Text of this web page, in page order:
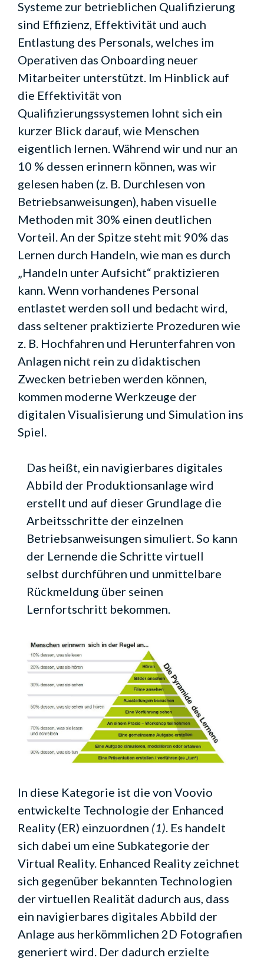
Systeme zur betrieblichen Qualifizierung
sind Effizienz, Effektivität und auch
Entlastung des Personals, welches im
Operativen das Onboarding neuer
Mitarbeiter unterstützt. Im Hinblick auf
die Effektivität von
Qualifizierungssystemen lohnt sich ein
kurzer Blick darauf, wie Menschen
eigentlich lernen. Während wir und nur an
10 % dessen erinnern können, was wir
gelesen haben (z. B. Durchlesen von
Betriebsanweisungen), haben visuelle
Methoden mit 30% einen deutlichen
Vorteil. An der Spitze steht mit 90% das
Lernen durch Handeln, wie man es durch
„Handeln unter Aufsicht“ praktizieren
kann. Wenn vorhandenes Personal
entlastet werden soll und bedacht wird,
dass seltener praktizierte Prozeduren wie
z. B. Hochfahren und Herunterfahren von
Anlagen nicht rein zu didaktischen
Zwecken betrieben werden können,
kommen moderne Werkzeuge der
digitalen Visualisierung und Simulation ins
Spiel.
Das heißt, ein navigierbares digitales
Abbild der Produktionsanlage wird
erstellt und auf dieser Grundlage die
Arbeitsschritte der einzelnen
Betriebsanweisungen simuliert. So kann
der Lernende die Schritte virtuell
selbst durchführen und unmittelbare
Rückmeldung über seinen
Lernfortschritt bekommen.
In diese Kategorie ist die von Voovio
entwickelte Technologie der Enhanced
Reality (ER) einzuordnen (1) . Es handelt
sich dabei um eine Subkategorie der
Virtual Reality. Enhanced Reality zeichnet
sich gegenüber bekannten Technologien
der virtuellen Realität dadurch aus, dass
ein navigierbares digitales Abbild der
Anlage aus herkömmlichen 2D Fotografien
generiert wird. Der dadurch erzielte